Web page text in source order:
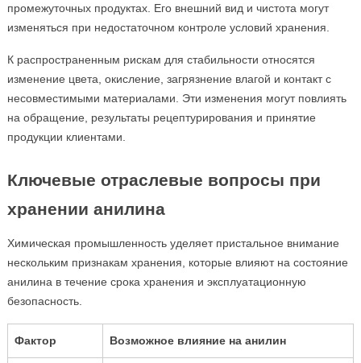
промежуточных продуктах. Его внешний вид и чистота могут
изменяться при недостаточном контроле условий хранения.
К распространенным рискам для стабильности относятся
изменение цвета, окисление, загрязнение влагой и контакт с
несовместимыми материалами. Эти изменения могут повлиять
на обращение, результаты рецептурирования и принятие
продукции клиентами.
Ключевые отраслевые вопросы при
хранении анилина
Химическая промышленность уделяет пристальное внимание
нескольким признакам хранения, которые влияют на состояние
анилина в течение срока хранения и эксплуатационную
безопасность.
Фактор Возможное влияние на анилин